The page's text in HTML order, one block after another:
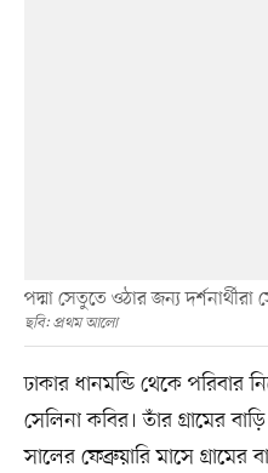
পদ্মা সেতুতে ওঠার জন্য
ছবি: প্রথম আলো
ঢাকার ধানমন্ডি থেকে পরিবার
সেলিনা কবির। তাঁর গ্রামের
সালের ফেব্রুয়ারি মাসে